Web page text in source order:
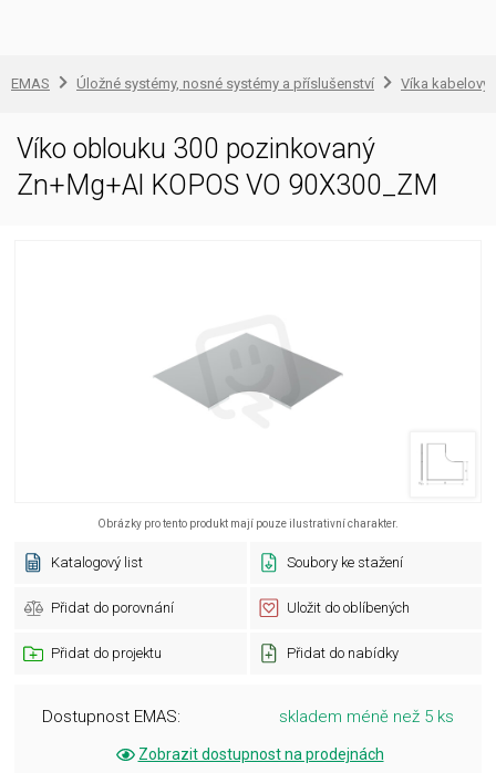
EMAS Úložné systémy, nosné systémy a příslušenství Víka
Víko oblouku 300 pozinkovaný
Zn+Mg+Al KOPOS VO 90X300_ZM
Obrázky pro tento produkt mají pouze ilustrativní charakter.
Katalogový list Soubory ke stažení
Přidat do porovnání Uložit do oblíbených
Přidat do projektu Přidat do nabídky
Dostupnost EMAS: skladem méně než 5 ks
Zobrazit dostupnost na prodejnách